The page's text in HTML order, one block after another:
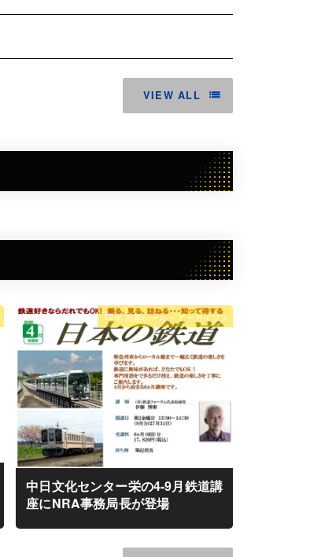
VIEW ALL
名古屋レール・アーカイブス
中日文化センター栄の4-9月鉄道講
座にNRA事務局長が登場